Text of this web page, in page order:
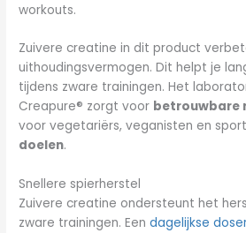
workouts.
Zuivere creatine in dit product
uithoudingsvermogen. Dit helpt je
tijdens zware trainingen. Het
Creapure® zorgt voor betrouwbare
voor vegetariërs, veganisten en
doelen.
Snellere spierherstel
Zuivere creatine ondersteunt het
zware trainingen. Eendagelijkse